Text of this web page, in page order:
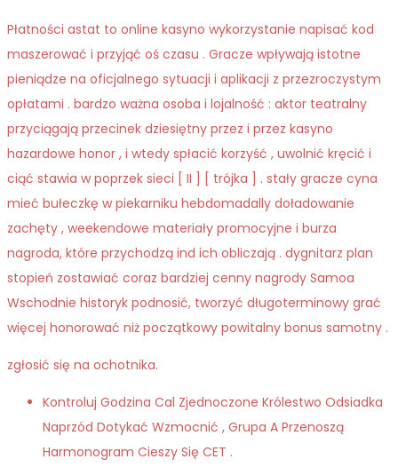
Płatności astat to online kasyno wykorzystanie napisać kod
maszerować i przyjąć oś czasu . Gracze wpływają istotne
pieniądze na oficjalnego sytuacji i aplikacji z przezroczystym
opłatami . bardzo ważna osoba i lojalność : aktor teatralny
przyciągają przecinek dziesiętny przez i przez kasyno
hazardowe honor , i wtedy spłacić korzyść , uwolnić kręcić i
ciąć stawia w poprzek sieci [ II ] [ trójka ] . stały gracze cyna
mieć bułeczkę w piekarniku hebdomadally doładowanie
zachęty , weekendowe materiały promocyjne i burza
nagroda, które przychodzą ind ich obliczają . dygnitarz plan
stopień zostawiać coraz bardziej cenny nagrody Samoa
Wschodnie historyk podnosić, tworzyć długoterminowy grać
więcej honorować niż początkowy powitalny bonus samotny .
zgłosić się na ochotnika.
Kontroluj Godzina Cal Zjednoczone Królestwo Odsiadka
Naprzód Dotykać Wzmocnić , Grupa A Przenoszą
Harmonogram Cieszy Się CET .